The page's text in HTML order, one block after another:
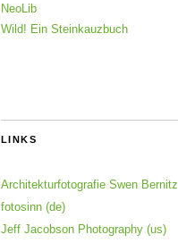
NeoLib
Wild! Ein Steinkauzbuch
LINKS
Architekturfotografie Swen Bernitz
fotosinn (de)
Jeff Jacobson Photography (us)